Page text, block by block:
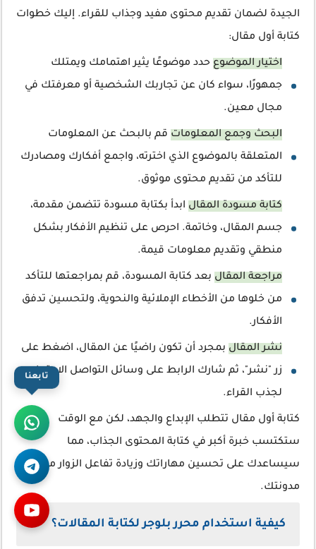
الجيدة لضمان تقديم محتوى مفيد وجذاب للقراء. إليك خطوات
كتابة أول مقال:
اختيار الموضوع حدد موضوعًا يثير اهتمامك ويمتلك
جمهورًا، سواء كان عن تجاربك الشخصية أو معرفتك في
مجال معين.
البحث وجمع المعلومات قم بالبحث عن المعلومات
المتعلقة بالموضوع الذي اخترته، واجمع أفكارك ومصادرك
للتأكد من تقديم محتوى موثوق.
كتابة مسودة المقال ابدأ بكتابة مسودة تتضمن مقدمة،
جسم المقال، وخاتمة. احرص على تنظيم الأفكار بشكل
منطقي وتقديم معلومات قيمة.
مراجعة المقال بعد كتابة المسودة، قم بمراجعتها للتأكد
من خلوها من الأخطاء الإملائية والنحوية، ولتحسين تدفق
الأفكار.
نشر المقال بمجرد أن تكون راضيًا عن المقال، اضغط على
زر "نشر"، ثم شارك الرابط على وسائل التواصل الاجتماعي
لجذب القراء.
كتابة أول مقال تتطلب الإبداع والجهد، لكن مع الوقت
ستكتسب خبرة أكبر في كتابة المحتوى الجذاب، مما
سيساعدك على تحسين مهاراتك وزيادة تفاعل الزوار مع
مدونتك.
كيفية استخدام محرر بلوجر لكتابة المقالات؟
تابعنا